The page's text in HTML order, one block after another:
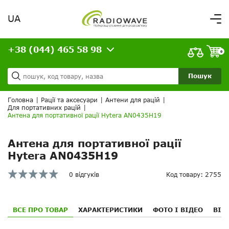
Вітаємо,
увійдіть в особистий кабінет
Доставка та оплата
Кредит
Статті
Контакти
ВАШЕ ЗАМОВЛЕННЯ
UA
Пошук
+38 (044) 465 58 98 0
Головна Рації та аксесуари Антени для рацій
Для портативних рацій
Антена для портативної рації Hytera AN0435H19
Антена для портативної рації
Hytera AN0435H19
0 відгуків Код товару: 2755
ВСЕ ПРО ТОВАР ХАРАКТЕРИСТИКИ ФОТО І ВІДЕО